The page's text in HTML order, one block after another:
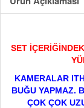
SET
KAMERALAR
BUĞU YAPMAZ.
ÇOK ÇOK